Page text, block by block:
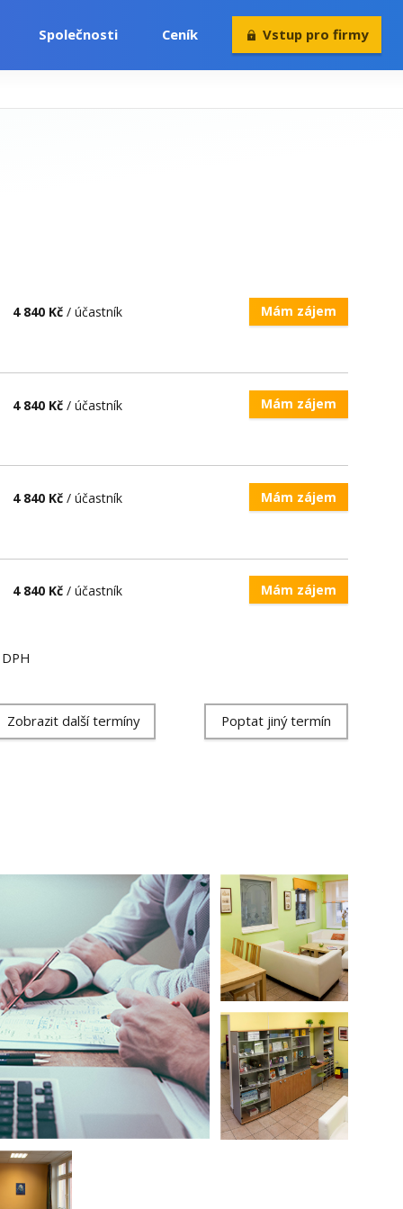
Společnosti Ceník Vstup pro firmy
4 840 Kč / účastník Mám zájem
4 840 Kč / účastník Mám zájem
4 840 Kč / účastník Mám zájem
4 840 Kč / účastník Mám zájem
Zobrazit další termíny Poptat jiný termín